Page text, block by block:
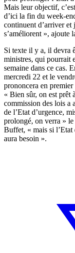
Mais leur objectif,
d’ici la fin du week-
continuent d’arriver et
s’améliorent », ajoute
Si texte il y a, il devra
ministres, qui pourrait
semaine dans ce cas.
mercredi 22 et le
prononcera en
« Bien sûr, on est prêt
commission des lois a
de l’Etat d’urgence,
prolongé, on verra »
Buffet, « mais si l’Etat
aura besoin ».